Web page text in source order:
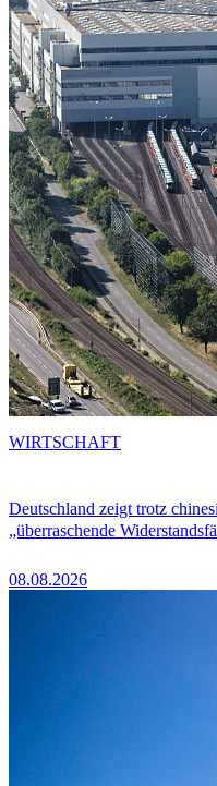
Deutschland zeigt trotz
„überraschende
08.08.2026
WIRTSCHAFT